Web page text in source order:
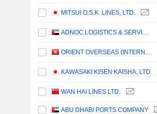
MITSUI O.S.K. LINES, LTD.
ADNOC LOGISTICS & SERVICES PLC
ORIENT OVERSEAS (INTERNATIONAL) LIMITED
KAWASAKI KISEN KAISHA, LTD.
WAN HAI LINES LTD.
ABU DHABI PORTS COMPANY